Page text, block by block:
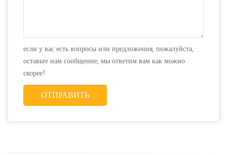
если у вас есть вопросы или предложения, пожалуйста,
оставьте нам сообщение, мы ответим вам как можно
скорее!